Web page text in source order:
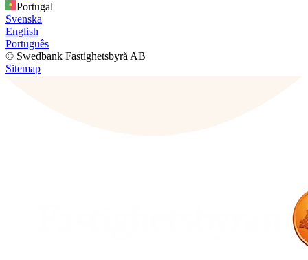
Portugal
Svenska
English
Português
© Swedbank Fastighetsbyrå AB
Sitemap